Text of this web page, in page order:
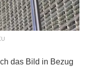
das Bild in Bezug